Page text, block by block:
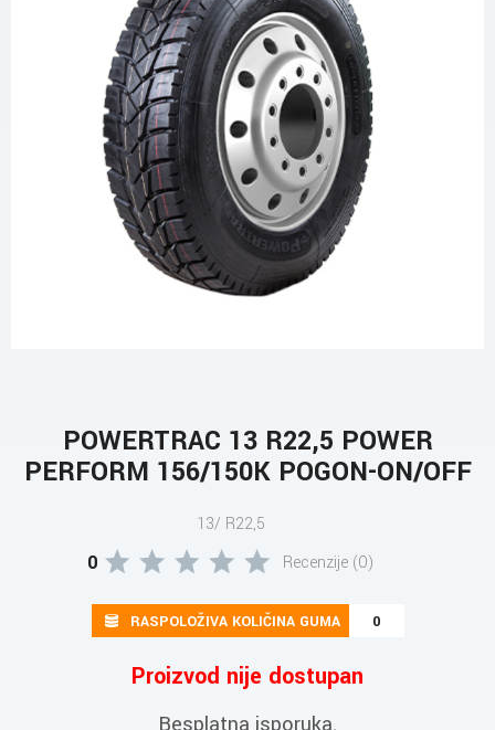
POWERTRAC 13 R22,5 POWER
PERFORM 156/150K POGON-ON/OFF
13/ R22,5
0 Recenzije (0)
RASPOLOŽIVA KOLIČINA GUMA 0
Proizvod nije dostupan